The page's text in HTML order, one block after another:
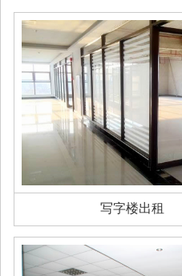
写字楼出租